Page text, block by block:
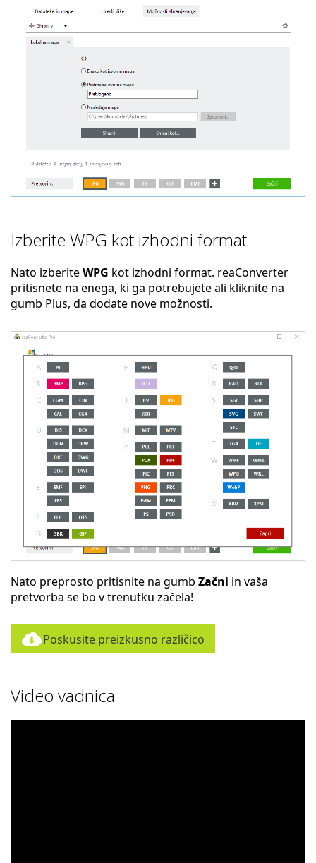
Izberite WPG kot izhodni format
Nato izberiteWPG kot izhodni format. reaConverter
pritisnete na enega, ki ga potrebujete ali kliknite na
gumb Plus, da dodate nove možnosti.
Nato preprosto pritisnite na gumb Začni in vaša
pretvorba se bo v trenutku začela!
Poskusite preizkusno različico
Video vadnica